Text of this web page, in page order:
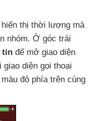
hiển thị thời lượng mà
nhóm. Ở góc trái
tin để mở giao diện
giao diện gọi thoại
đỏ phía trên cùng